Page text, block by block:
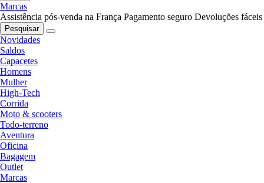
Marcas
Assistência pós-venda na França Pagamento seguro Devoluções fáceis
Pesquisar
Novidades
Saldos
Capacetes
Homens
Mulher
High-Tech
Corrida
Moto & scooters
Todo-terreno
Aventura
Oficina
Bagagem
Outlet
Marcas